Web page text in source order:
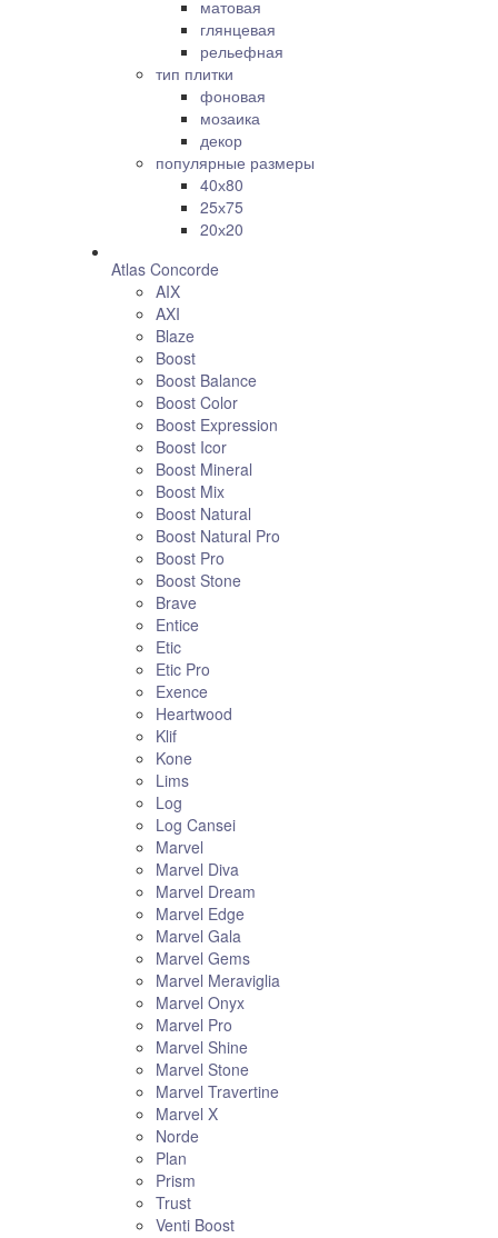
матовая
глянцевая
рельефная
тип плитки
фоновая
мозаика
декор
популярные размеры
40х80
25х75
20х20
Atlas Concorde
AIX
AXI
Blaze
Boost
Boost Balance
Boost Color
Boost Expression
Boost Icor
Boost Mineral
Boost Mix
Boost Natural
Boost Natural Pro
Boost Pro
Boost Stone
Brave
Entice
Etic
Etic Pro
Exence
Heartwood
Klif
Kone
Lims
Log
Log Cansei
Marvel
Marvel Diva
Marvel Dream
Marvel Edge
Marvel Gala
Marvel Gems
Marvel Meraviglia
Marvel Onyx
Marvel Pro
Marvel Shine
Marvel Stone
Marvel Travertine
Marvel X
Norde
Plan
Prism
Trust
Venti Boost